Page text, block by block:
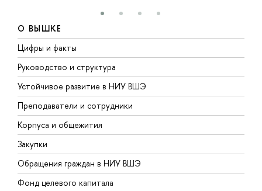
О ВЫШКЕ
Цифры и факты
Руководство и структура
Устойчивое развитие в НИУ ВШЭ
Преподаватели и сотрудники
Корпуса и общежития
Закупки
Обращения граждан в НИУ ВШЭ
Фонд целевого капитала